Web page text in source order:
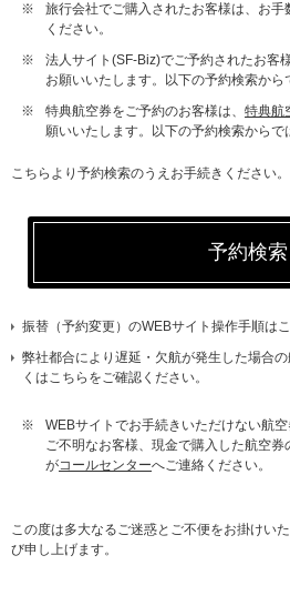
※
旅行会社でご購入されたお客様は、お
ください。
※
法人サイト(SF-Biz)でご予約されたお客
お願いいたします。以下の予約検索から
※
特典航空券をご予約のお客様は、 特典航
願いいたします。以下の予約検索からで
こちらより予約検索のうえお手続きください。
予約検索
振替（予約変更）のWEBサイト操作手順は
弊社都合により遅延・欠航が発生した場合
くはこちらをご確認ください。
※
WEBサイトでお手続きいただけない航
ご不明なお客様、現金で購入した航空
がコールセンターへご連絡ください。
この度は多大なるご迷惑とご不便をお掛けい
び申し上げます。